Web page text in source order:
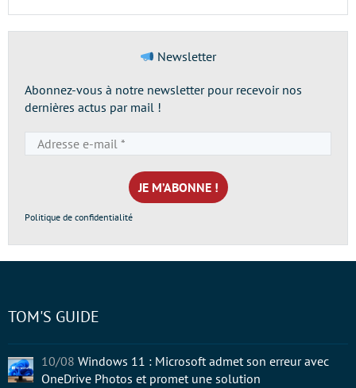
Newsletter
Abonnez-vous à notre newsletter pour recevoir nos
dernières actus par mail !
e-
mail
*
Politique de confidentialité
TOM'S GUIDE
10/08 Windows 11 : Microsoft admet son erreur avec
OneDrive Photos et promet une solution